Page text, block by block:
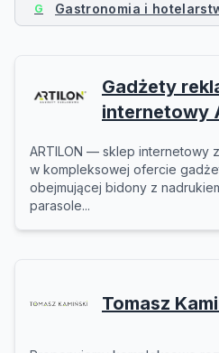
G Gastronomia i
Gadżety
internetowy
ARTILON — sklep internetowy
w kompleksowej ofercie
obejmującej bidony z
parasole...
Tomasz